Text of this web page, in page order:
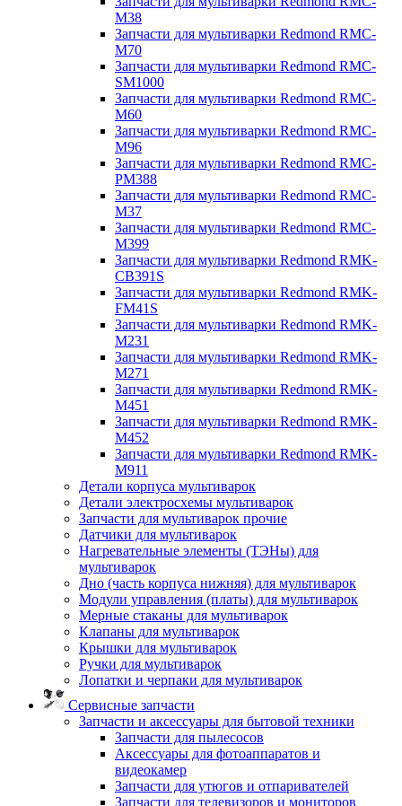
M38
Запчасти для мультиварки Redmond RMC-
M70
Запчасти для мультиварки Redmond RMC-
SM1000
Запчасти для мультиварки Redmond RMC-
M60
Запчасти для мультиварки Redmond RMC-
M96
Запчасти для мультиварки Redmond RMC-
PM388
Запчасти для мультиварки Redmond RMC-
M37
Запчасти для мультиварки Redmond RMC-
M399
Запчасти для мультиварки Redmond RMK-
CB391S
Запчасти для мультиварки Redmond RMK-
FM41S
Запчасти для мультиварки Redmond RMK-
M231
Запчасти для мультиварки Redmond RMK-
M271
Запчасти для мультиварки Redmond RMK-
M451
Запчасти для мультиварки Redmond RMK-
M452
Запчасти для мультиварки Redmond RMK-
M911
Детали корпуса мультиварок
Детали электросхемы мультиварок
Запчасти для мультиварок прочие
Датчики для мультиварок
Нагревательные элементы (ТЭНы) для
мультиварок
Дно (часть корпуса нижняя) для мультиварок
Модули управления (платы) для мультиварок
Мерные стаканы для мультиварок
Клапаны для мультиварок
Крышки для мультиварок
Ручки для мультиварок
Лопатки и черпаки для мультиварок
Сервисные запчасти
Запчасти и аксессуары для бытовой техники
Запчасти для пылесосов
Аксессуары для фотоаппаратов и
видеокамер
Запчасти для утюгов и отпаривателей
Запчасти для телевизоров и мониторов